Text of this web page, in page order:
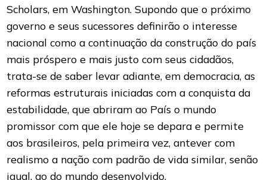
Scholars, em Washington. Supondo que o próximo
governo e seus sucessores definirão o interesse
nacional como a continuação da construção do país
mais próspero e mais justo com seus cidadãos,
trata-se de saber levar adiante, em democracia, as
reformas estruturais iniciadas com a conquista da
estabilidade, que abriram ao País o mundo
promissor com que ele hoje se depara e permite
aos brasileiros, pela primeira vez, antever com
realismo a nação com padrão de vida similar, senão
igual, ao do mundo desenvolvido.